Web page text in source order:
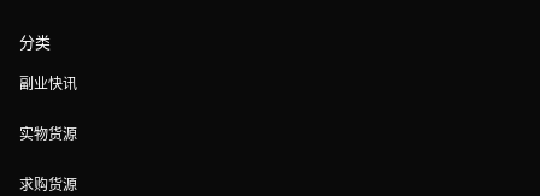
分类
副业快讯
实物货源
求购货源